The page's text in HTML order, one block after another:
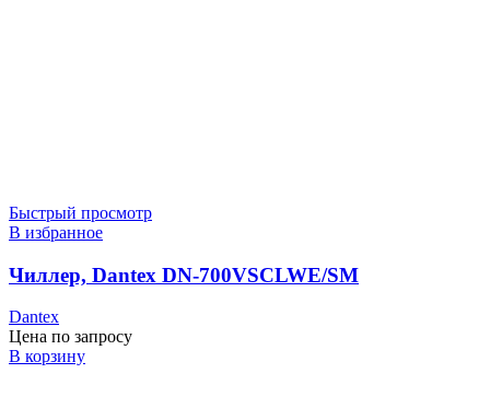
Быстрый просмотр
В избранное
Чиллер, Dantex DN-700VSCLWE/SM
Dantex
Цена по запросу
В корзину